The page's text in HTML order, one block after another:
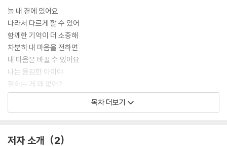
늘 내 곁에 있어요
나라서 다르게 할 수 있어
함께한 기억이 더 소중해
차분히 내 마음을 전하면
내 마음은 바꿀 수 있어요
나는 용감한 아이야
잘하는 게 왜 없어?
나를 스스로 깨워요
목차 더보기
저자 소개 2